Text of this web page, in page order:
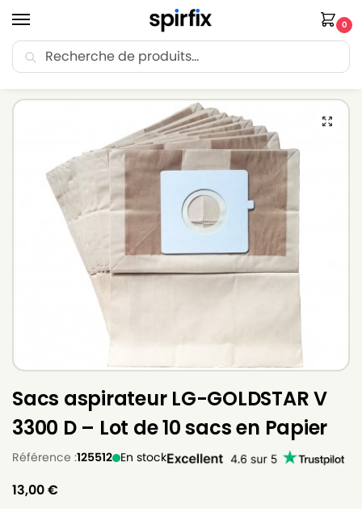
0
🚚 Livraison Point Relais offerte dès 30€ d’achat.
Sacs aspirateur LG-GOLDSTAR V
3300 D – Lot de 10 sacs en Papier
Référence :125512 En stock
13,00€